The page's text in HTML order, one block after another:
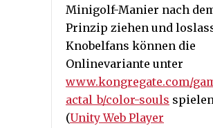
Minigolf-Manier nach
Prinzip ziehen und
Knobelfans können die
Onlinevariante unter
www.kongregate.com/
actal_b/color-souls
(Unity Web Player